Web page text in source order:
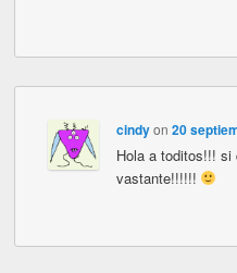
cindyon 20
Hola a toditos!!! si
vastante!!!!!!